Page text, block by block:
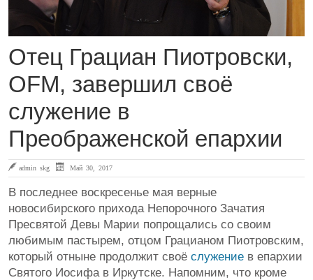
Отец Грациан Пиотровски,
OFM, завершил своё
служение в
Преображенской епархии
admin skg Май 30, 2017
В последнее воскресенье мая верные
новосибирского прихода Непорочного Зачатия
Пресвятой Девы Марии попрощались со своим
любимым пастырем, отцом Грацианом Пиотровским,
который отныне продолжит своё служение в епархии
Святого Иосифа в Иркутске. Напомним, что кроме